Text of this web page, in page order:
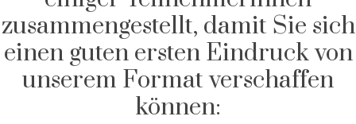
zusammengestellt, damit Sie sich
einen guten ersten Eindruck von
unserem Format verschaffen
können: